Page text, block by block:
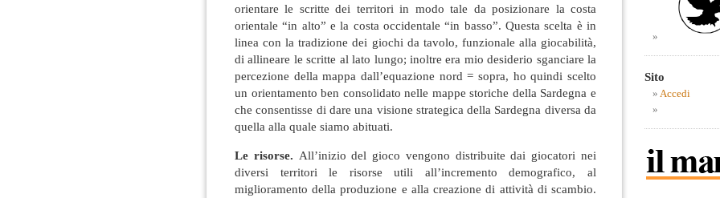
orientare le scritte dei territori in modo tale da posizionare la costa
orientale “in alto” e la costa occidentale “in basso”. Questa scelta è in
linea con la tradizione dei giochi da tavolo, funzionale alla giocabilità,
di allineare le scritte al lato lungo; inoltre era mio desiderio sganciare la
percezione della mappa dall’equazione nord = sopra, ho quindi scelto
un orientamento ben consolidato nelle mappe storiche della Sardegna e
che consentisse di dare una visione strategica della Sardegna diversa da
quella alla quale siamo abituati.
Le risorse. All’inizio del gioco vengono distribuite dai giocatori nei
diversi territori le risorse utili all’incremento demografico, al
miglioramento della produzione e alla creazione di attività di scambio.
Sito
Accedi